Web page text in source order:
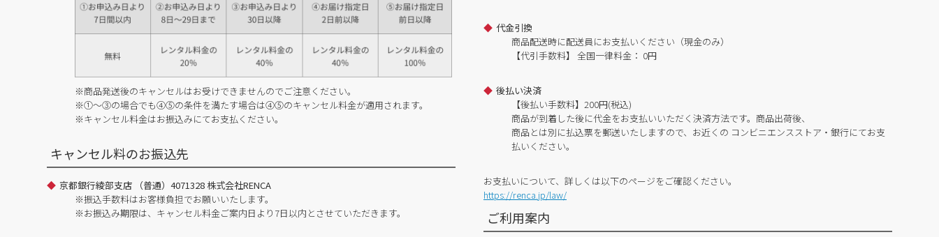
※商品発送後のキャンセルはお受けできませんのでご注意ください。
※①～③の場合でも④⑤の条件を満たす場合は④⑤のキャンセル料金が適用されます。
※キャンセル料金はお振込みにてお支払ください。
キャンセル料のお振込先
京都銀行綾部支店 （普通）4071328 株式会社RENCA
※振込手数料はお客様負担でお願いいたします。
※お振込み期限は、キャンセル料金ご案内日より7日以内とさせていただきます。
代金引換
商品配送時に配送員にお支払いください（現金のみ）
【代引手数料】 全国一律料金： 0円
後払い決済
【後払い手数料】200円(税込)
商品が到着した後に代金をお支払いいただく決済方法です。商品出荷後、
商品とは別に払込票を郵送いたしますので、お近くの コンビニエンスストア・銀行にてお支
払いください。
お支払いについて、詳しくは以下のページをご確認ください。
https://renca.jp/law/
ご利用案内